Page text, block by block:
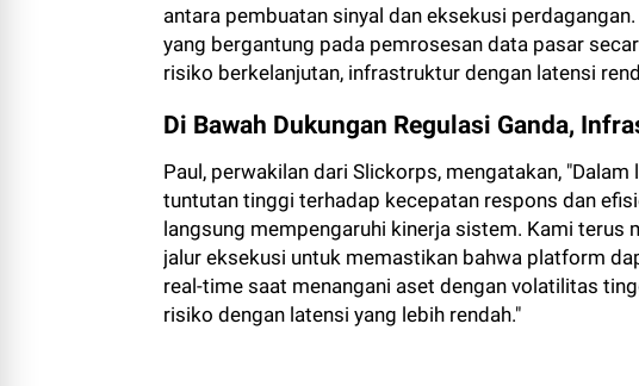
antara pembuatan sinyal dan eksekusi
yang bergantung pada pemrosesan data pasar
risiko berkelanjutan, infrastruktur dengan latensi
Di Bawah Dukungan Regulasi Ganda,
Paul, perwakilan dari Slickorps, mengatakan,
tuntutan tinggi terhadap kecepatan respons dan
langsung mempengaruhi kinerja sistem. Kami terus
jalur eksekusi untuk memastikan bahwa platform
real-time saat menangani aset dengan volatilitas
risiko dengan latensi yang lebih rendah."